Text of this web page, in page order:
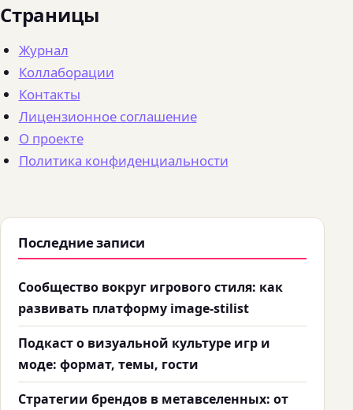
Страницы
Журнал
Коллаборации
Контакты
Лицензионное соглашение
О проекте
Политика конфиденциальности
Последние записи
Сообщество вокруг игрового стиля: как
развивать платформу image-stilist
Подкаст о визуальной культуре игр и
моде: формат, темы, гости
Стратегии брендов в метавселенных: от